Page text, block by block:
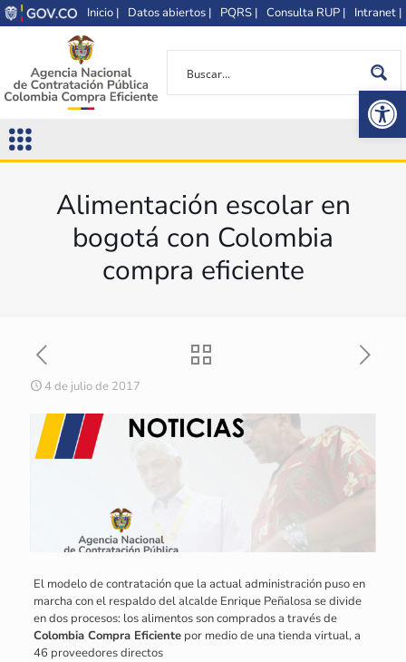
Inicio | Datos abiertos | PQRS | Consulta RUP | Intranet |
Alimentación escolar en
bogotá con Colombia
compra eficiente
4 de julio de 2017
El modelo de contratación que la actual administración puso en
marcha con el respaldo del alcalde Enrique Peñalosa se divide
en dos procesos: los alimentos son comprados a través de
Colombia Compra Eficientepor medio de una tienda virtual, a
46 proveedores directos